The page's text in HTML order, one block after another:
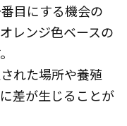
目にする機会の
レンジ色ベースの
れた場所や養殖
差が生じることが